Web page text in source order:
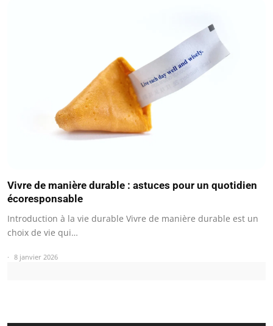
Vivre de manière durable : astuces pour un quotidien
écoresponsable
Introduction à la vie durable Vivre de manière durable est un
choix de vie qui…
8 janvier 2026